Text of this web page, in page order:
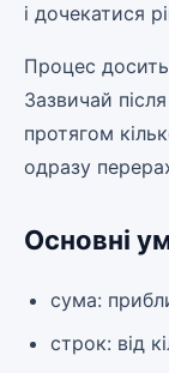
і дочекатися
Процес
Зазвичай
протягом
одразу
Основні
сума:
строк: від